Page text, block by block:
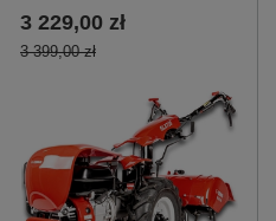
3 229,00 zł
3 399,00 zł